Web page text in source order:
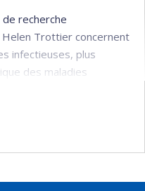
recherche
Trottier concernent
infectieuses, plus
des maladies
l’enfance, la
infectieuses liées au